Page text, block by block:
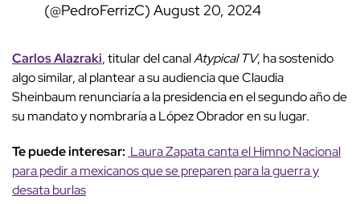
(@PedroFerrizC) August 20, 2024
Carlos Alazraki, titular del canalAtypical TV, ha sostenido
algo similar, al plantear a su audiencia que Claudia
Sheinbaum renunciaría a la presidencia en el segundo año de
su mandato y nombraría a López Obrador en su lugar.
Te puede interesar: Laura Zapata canta el Himno Nacional
para pedir a mexicanos que se preparen para la guerra y
desata burlas